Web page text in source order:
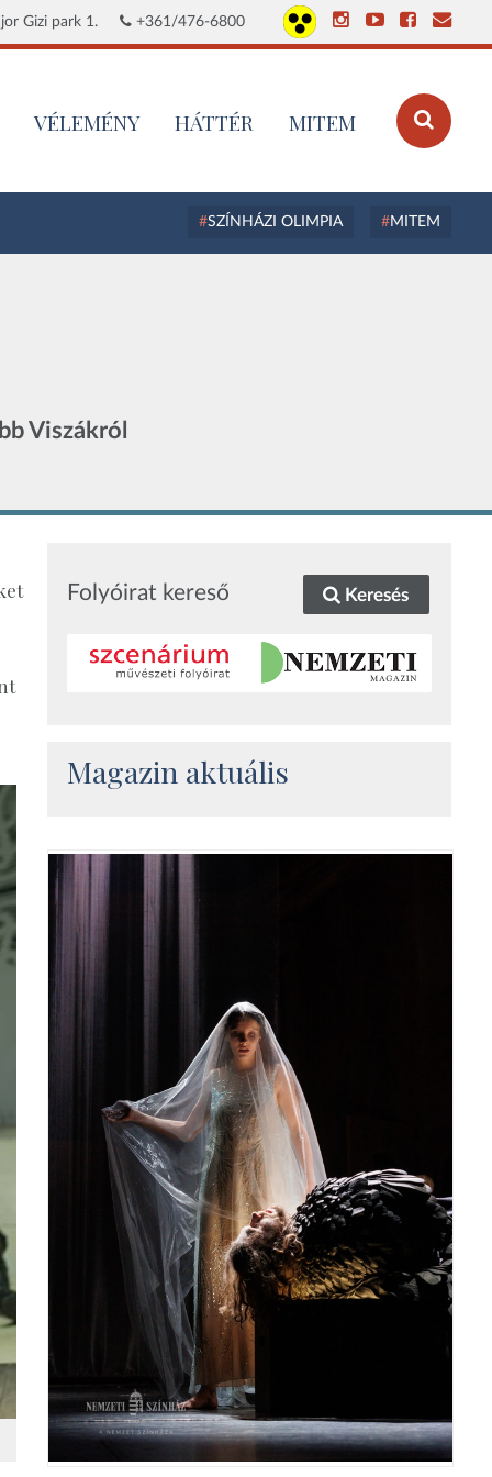
Gizi park 1. +361/476-6800
VÉLEMÉNY HÁTTÉR MITEM
SZÍNHÁZI OLIMPIA MITEM
Viszákról
Folyóirat kereső Keresés
Magazin aktuális